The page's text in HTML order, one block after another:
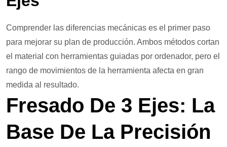
Comprender las diferencias mecánicas es el primer paso
para mejorar su plan de producción. Ambos métodos cortan
el material con herramientas guiadas por ordenador, pero el
rango de movimientos de la herramienta afecta en gran
medida al resultado.
Fresado De 3 Ejes: La
Base De La Precisión